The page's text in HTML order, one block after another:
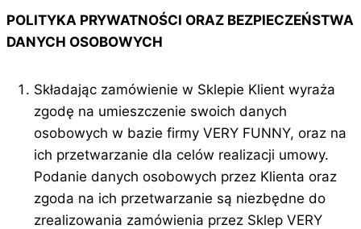
POLITYKA PRYWATNOŚCI ORAZ BEZPIECZEŃSTWA
DANYCH OSOBOWYCH
Składając zamówienie w Sklepie Klient wyraża
zgodę na umieszczenie swoich danych
osobowych w bazie firmy VERY FUNNY, oraz na
ich przetwarzanie dla celów realizacji umowy.
Podanie danych osobowych przez Klienta oraz
zgoda na ich przetwarzanie są niezbędne do
zrealizowania zamówienia przez Sklep VERY